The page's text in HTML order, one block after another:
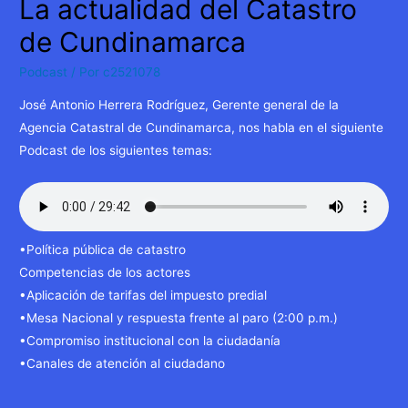
La actualidad del Catastro
de Cundinamarca
Podcast / Por c2521078
José Antonio Herrera Rodríguez, Gerente general de la
Agencia Catastral de Cundinamarca, nos habla en el siguiente
Podcast de los siguientes temas:
•Política pública de catastro
Competencias de los actores
•Aplicación de tarifas del impuesto predial
•Mesa Nacional y respuesta frente al paro (2:00 p.m.)
•Compromiso institucional con la ciudadanía
•Canales de atención al ciudadano